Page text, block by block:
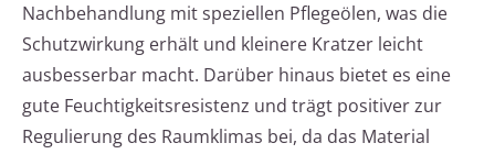
Nachbehandlung mit speziellen Pflegeölen, was die
Schutzwirkung erhält und kleinere Kratzer leicht
ausbesserbar macht. Darüber hinaus bietet es eine
gute Feuchtigkeitsresistenz und trägt positiver zur
Regulierung des Raumklimas bei, da das Material